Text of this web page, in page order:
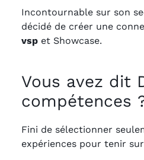
Incontournable sur son
décidé de créer une
vsp et Showcase.
Vous avez dit
compétences
Fini de sélectionner
expériences pour tenir